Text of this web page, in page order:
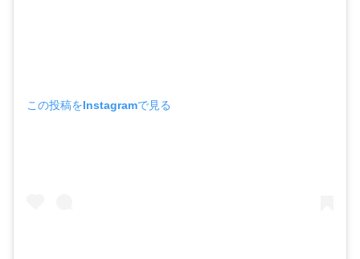
この投稿をInstagramで見る